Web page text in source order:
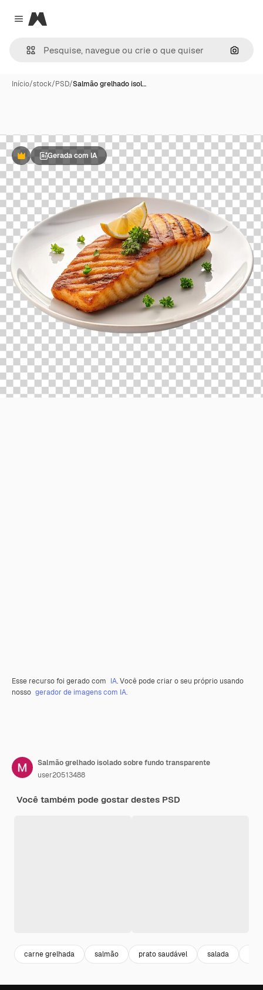
Close menu
Magnific
Início/stock/PSD/Salmão grelhado isol…
PremiumGerada com IA
Esse recurso foi gerado com IA. Você pode criar o seu próprio usando
nosso gerador de imagens com IA.
Salmão grelhado isolado sobre fundo transparente
user20513488
Você também pode gostar destes PSD
carne grelhada salmão prato saudável salada